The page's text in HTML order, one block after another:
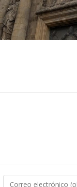
Introduce